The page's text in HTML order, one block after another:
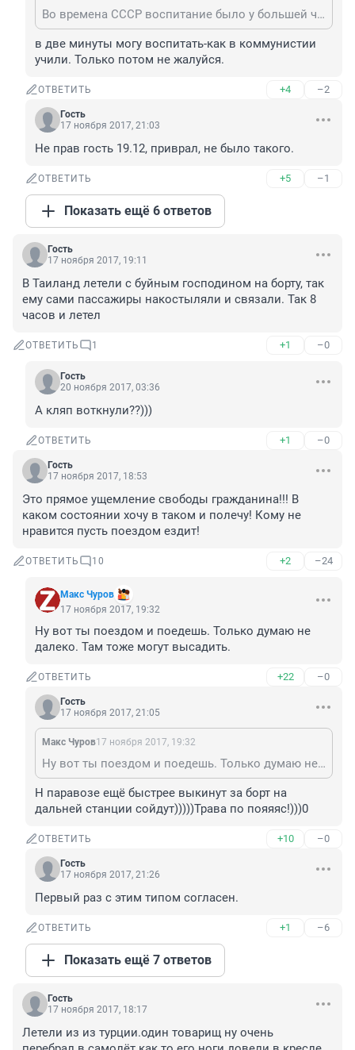
Во времена СССР воспитание было у большей части граждан, а сейчас либерастия рулит, вот и результат.
в две минуты могу воспитать-как в коммунистии
учили. Только потом не жалуйся.
ОТВЕТИТЬ +4 –2
Гость
17 ноября 2017, 21:03
Не прав гость 19.12, приврал, не было такого.
ОТВЕТИТЬ +5 –1
Показать ещё 6 ответов
Гость
17 ноября 2017, 19:11
В Таиланд летели с буйным господином на борту, так
ему сами пассажиры накостыляли и связали. Так 8
часов и летел
ОТВЕТИТЬ 1 +1 –0
Гость
20 ноября 2017, 03:36
А кляп воткнули??)))
ОТВЕТИТЬ +1 –0
Гость
17 ноября 2017, 18:53
Это прямое ущемление свободы гражданина!!! В
каком состоянии хочу в таком и полечу! Кому не
нравится пусть поездом ездит!
ОТВЕТИТЬ 10 +2 –24
Макс Чуров
17 ноября 2017, 19:32
Ну вот ты поездом и поедешь. Только думаю не
далеко. Там тоже могут высадить.
ОТВЕТИТЬ +22 –0
Гость
17 ноября 2017, 21:05
Макс Чуров17 ноября 2017, 19:32
Ну вот ты поездом и поедешь. Только думаю не далеко. Там тоже могут высадить.
Н паравозе ещё быстрее выкинут за борт на
дальней станции сойдут)))))Трава по пояяяс!)))0
ОТВЕТИТЬ +10 –0
Гость
17 ноября 2017, 21:26
Первый раз с этим типом согласен.
ОТВЕТИТЬ +1 –6
Показать ещё 7 ответов
Гость
17 ноября 2017, 18:17
Летели из из турции.один товарищ ну очень